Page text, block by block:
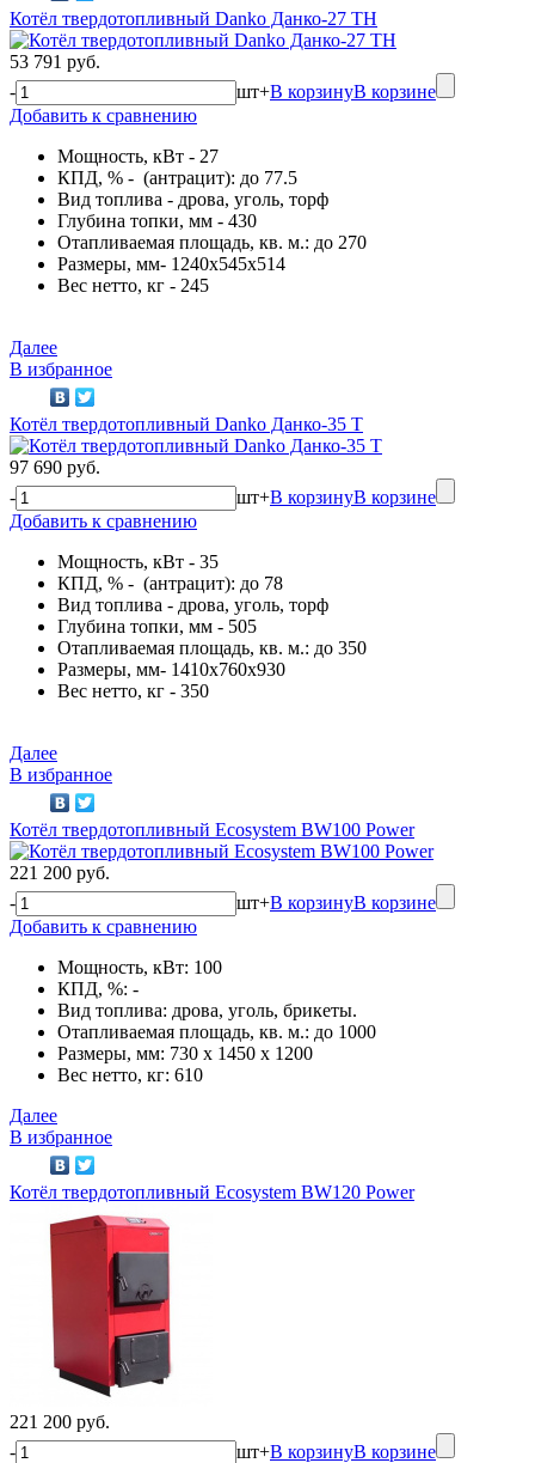
Котёл твердотопливный Danko Данко-27 ТН
53 791 руб.
-
шт+В корзинуВ корзине
Добавить к сравнению
Мощность, кВт - 27
КПД, % - (антрацит): до 77.5
Вид топлива - дрова, уголь, торф
Глубина топки, мм - 430
Отапливаемая площадь, кв. м.: до 270
Размеры, мм- 1240х545х514
Вес нетто, кг - 245
Далее
В избранное
Котёл твердотопливный Danko Данко-35 Т
97 690 руб.
-
шт+В корзинуВ корзине
Добавить к сравнению
Мощность, кВт - 35
КПД, % - (антрацит): до 78
Вид топлива - дрова, уголь, торф
Глубина топки, мм - 505
Отапливаемая площадь, кв. м.: до 350
Размеры, мм- 1410х760х930
Вес нетто, кг - 350
Далее
В избранное
Котёл твердотопливный Ecosystem BW100 Power
221 200 руб.
-
шт+В корзинуВ корзине
Добавить к сравнению
Мощность, кВт: 100
КПД, %: -
Вид топлива: дрова, уголь, брикеты.
Отапливаемая площадь, кв. м.: до 1000
Размеры, мм: 730 x 1450 x 1200
Вес нетто, кг: 610
Далее
В избранное
Котёл твердотопливный Ecosystem BW120 Power
221 200 руб.
-
шт+В корзинуВ корзине